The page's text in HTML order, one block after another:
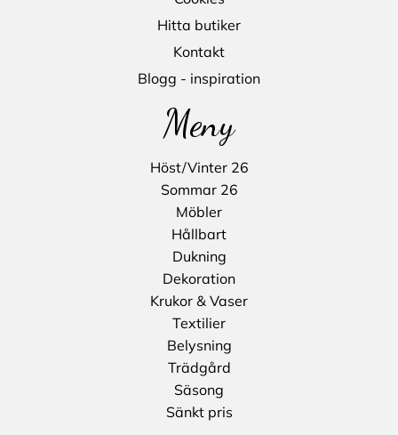
Hitta butiker
Kontakt
Blogg - inspiration
Meny
Höst/Vinter 26
Sommar 26
Möbler
Hållbart
Dukning
Dekoration
Krukor & Vaser
Textilier
Belysning
Trädgård
Säsong
Sänkt pris